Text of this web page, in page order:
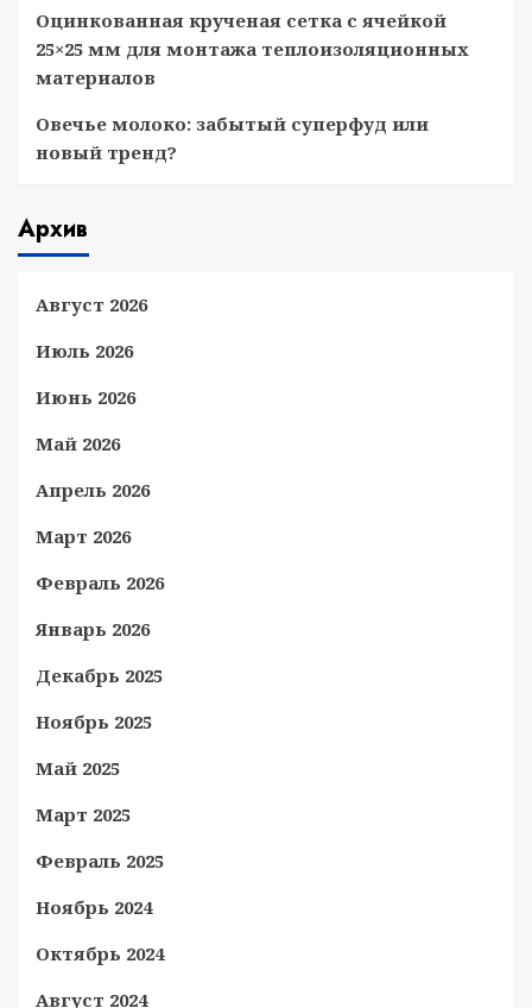
Оцинкованная крученая сетка с ячейкой
25×25 мм для монтажа теплоизоляционных
материалов
Овечье молоко: забытый суперфуд или
новый тренд?
Архив
Август 2026
Июль 2026
Июнь 2026
Май 2026
Апрель 2026
Март 2026
Февраль 2026
Январь 2026
Декабрь 2025
Ноябрь 2025
Май 2025
Март 2025
Февраль 2025
Ноябрь 2024
Октябрь 2024
Август 2024